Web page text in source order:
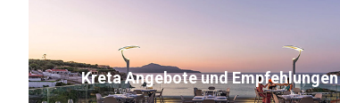
Kreta Angebote und Empfehlungen